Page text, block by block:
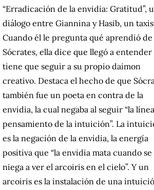
“Erradicación de la envidia: Gratitud”,
diálogo entre Giannina y Hasib, un
Cuando él le pregunta qué aprendió de
Sócrates, ella dice que llegó a entender
tiene que seguir a su propio daimon
creativo. Destaca el hecho de que
también fue un poeta en contra de la
envidia, la cual negaba al seguir “la
pensamiento de la intuición”. La
es la negación de la envidia, la energía
positiva que “la envidia mata cuando se
niega a ver el arcoiris en el cielo”. Y un
arcoiris es la instalación de una